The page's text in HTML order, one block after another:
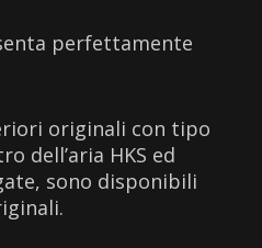
perfettamente
originali con tipo
dell’aria HKS ed
sono disponibili